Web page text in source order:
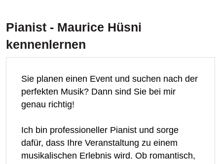
Pianist - Maurice Hüsni
kennenlernen
Sie planen einen Event und suchen nach der
perfekten Musik? Dann sind Sie bei mir
genau richtig!
Ich bin professioneller Pianist und sorge
dafür, dass Ihre Veranstaltung zu einem
musikalischen Erlebnis wird. Ob romantisch,